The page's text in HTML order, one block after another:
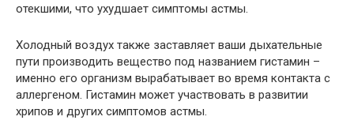
отекшими, что ухудшает симптомы астмы.
Холодный воздух также заставляет ваши дыхательные
пути производить вещество под названием гистамин –
именно его организм вырабатывает во время контакта с
аллергеном. Гистамин может участвовать в развитии
хрипов и других симптомов астмы.